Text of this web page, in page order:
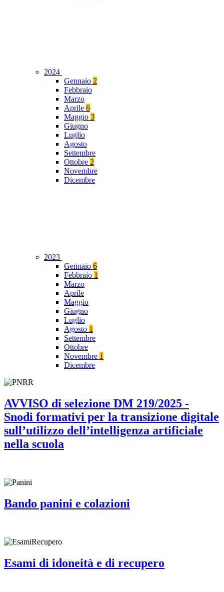
2024
Gennaio 2
Febbraio
Marzo
Aprile 6
Maggio 3
Giugno
Luglio
Agosto
Settembre
Ottobre 2
Novembre
Dicembre
2023
Gennaio 6
Febbraio 1
Marzo
Aprile
Maggio
Giugno
Luglio
Agosto 1
Settembre
Ottobre
Novembre 1
Dicembre
AVVISO di selezione DM 219/2025 -
Snodi formativi per la transizione digitale
sull’utilizzo dell’intelligenza artificiale
nella scuola
Bando panini e colazioni
Esami di idoneità e di recupero